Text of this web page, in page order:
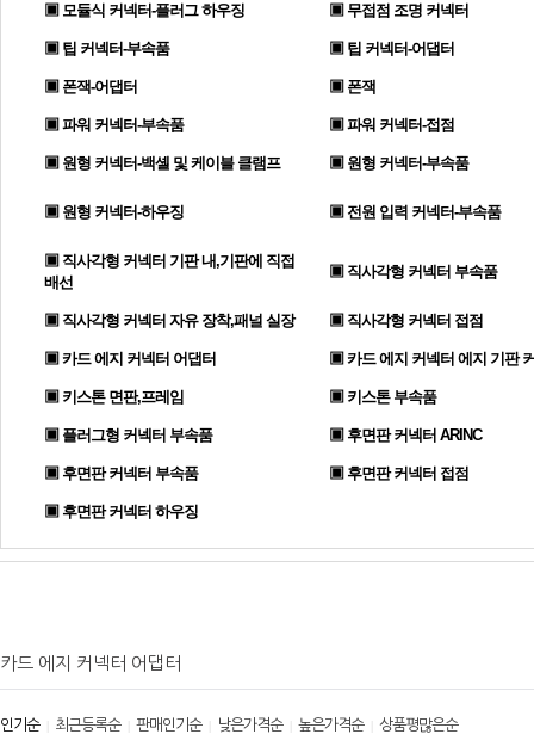
▣ 모듈식 커넥터-플러그 하우징 ▣ 무접점 조명 커넥터
▣ 팁 커넥터-부속품 ▣ 팁 커넥터-어댑터
▣ 폰잭-어댑터 ▣ 폰잭
▣ 파워 커넥터-부속품 ▣ 파워 커넥터-접점
▣ 원형 커넥터-백셸 및 케이블 클램프 ▣ 원형 커넥터-부속품
▣ 원형 커넥터-하우징 ▣ 전원 입력 커넥터-부속품
▣ 직사각형 커넥터 기판 내,기판에 직접
배선
▣ 직사각형 커넥터 부속품
▣ 직사각형 커넥터 자유 장착,패널 실장 ▣ 직사각형 커넥터 접점
▣ 카드 에지 커넥터 어댑터 ▣ 카드 에지 커넥터 에지 기판
▣ 키스톤 면판,프레임 ▣ 키스톤 부속품
▣ 플러그형 커넥터 부속품 ▣ 후면판 커넥터 ARINC
▣ 후면판 커넥터 부속품 ▣ 후면판 커넥터 접점
▣ 후면판 커넥터 하우징
카드 에지 커넥터 어댑터
인기순| 최근등록순| 판매인기순| 낮은가격순| 높은가격순| 상품평많은순